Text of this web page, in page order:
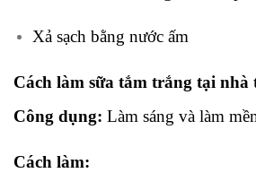
Xả sạch bằng nước ấm
Cách làm sữa tắm trắng tại
Công dụng: Làm sáng và làm
Cách làm: